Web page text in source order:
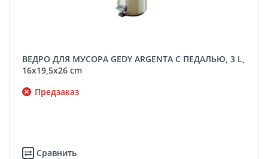
ВЕДРО ДЛЯ МУСОРА GEDY ARGENTA С ПЕДАЛЬЮ, 3 L,
16x19,5x26 cm
Предзаказ
Сравнить